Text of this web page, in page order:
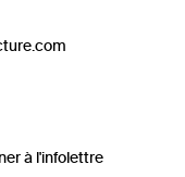
à l'infolettre